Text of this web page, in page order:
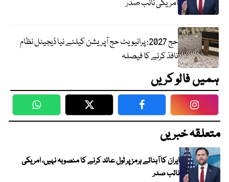
امریکی نائب صدر
حج 2027: پرائیویٹ حج آپریشن کیلئے نیا ڈیجیٹل نظام
نافذ کرنے کا فیصلہ
ہمیں فالو کریں
WhatsApp Twitter Facebook
متعلقہ خبریں
ایران کا آبنائے ہرمز پر ٹول عائد کرنے کا منصوبہ نہیں، امریکی
نائب صدر